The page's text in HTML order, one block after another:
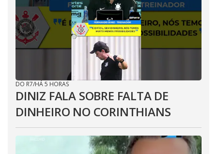
DO R7/HÁ 5 HORAS
DINIZ FALA SOBRE FALTA DE
DINHEIRO NO CORINTHIANS